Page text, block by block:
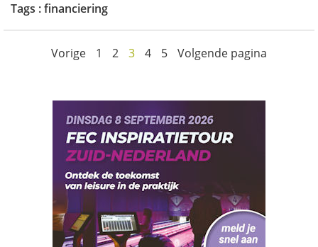
Tags :financiering
Vorige 1 2 3 4 5 Volgende pagina